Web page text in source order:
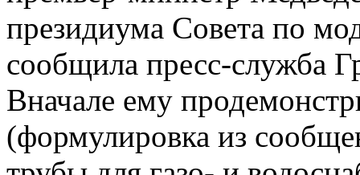
президиума Совета по
сообщила пресс-
Вначале ему
(формулировка из